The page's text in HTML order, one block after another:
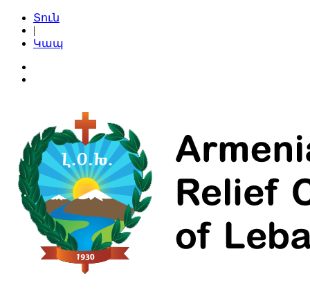
Տուն
|
Կապ